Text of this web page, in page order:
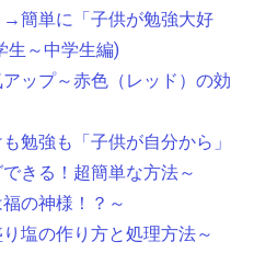
簡単に「子供が勉強大好
生～中学生編)
ップ～赤色（レッド）の効
勉強も「子供が自分から」
きる！超簡単な方法～
の神様！？～
り塩の作り方と処理方法～